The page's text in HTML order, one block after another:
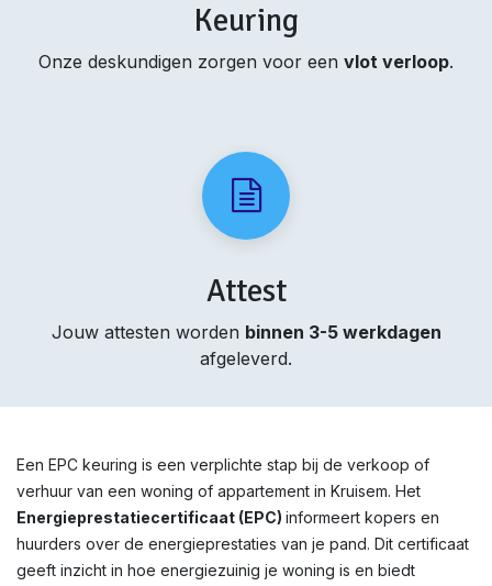
Keuring
Onze deskundigen zorgen voor een vlot verloop.
Attest
Jouw attesten worden binnen 3-5 werkdagen
afgeleverd.
Een EPC keuring is een verplichte stap bij de verkoop of
verhuur van een woning of appartement in Kruisem. Het
Energieprestatiecertificaat (EPC) informeert kopers en
huurders over de energieprestaties van je pand. Dit certificaat
geeft inzicht in hoe energiezuinig je woning is en biedt